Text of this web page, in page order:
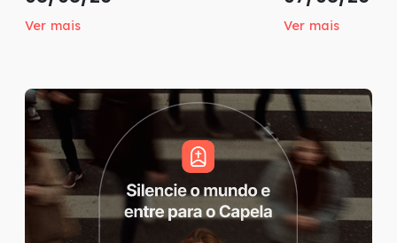
Ver mais Ver mais